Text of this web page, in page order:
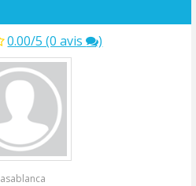
0.00/5 (0 avis )